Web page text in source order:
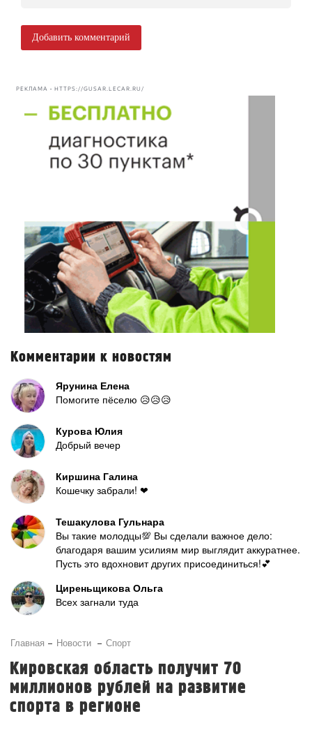
Добавить комментарий
РЕКЛАМА • HTTPS://GUSAR.LECAR.RU/
Комментарии к новостям
Ярунина Елена
Помогите пёселю 😥😥😥
Курова Юлия
Добрый вечер
Киршина Галина
Кошечку забрали! ❤
Тешакулова Гульнара
Вы такие молодцы💯 Вы сделали важное дело:
благодаря вашим усилиям мир выглядит аккуратнее.
Пусть это вдохновит других присоединиться!💕
Циреньщикова Ольга
Всех загнали туда
Главная Новости Спорт
Кировская область получит 70
миллионов рублей на развитие
спорта в регионе